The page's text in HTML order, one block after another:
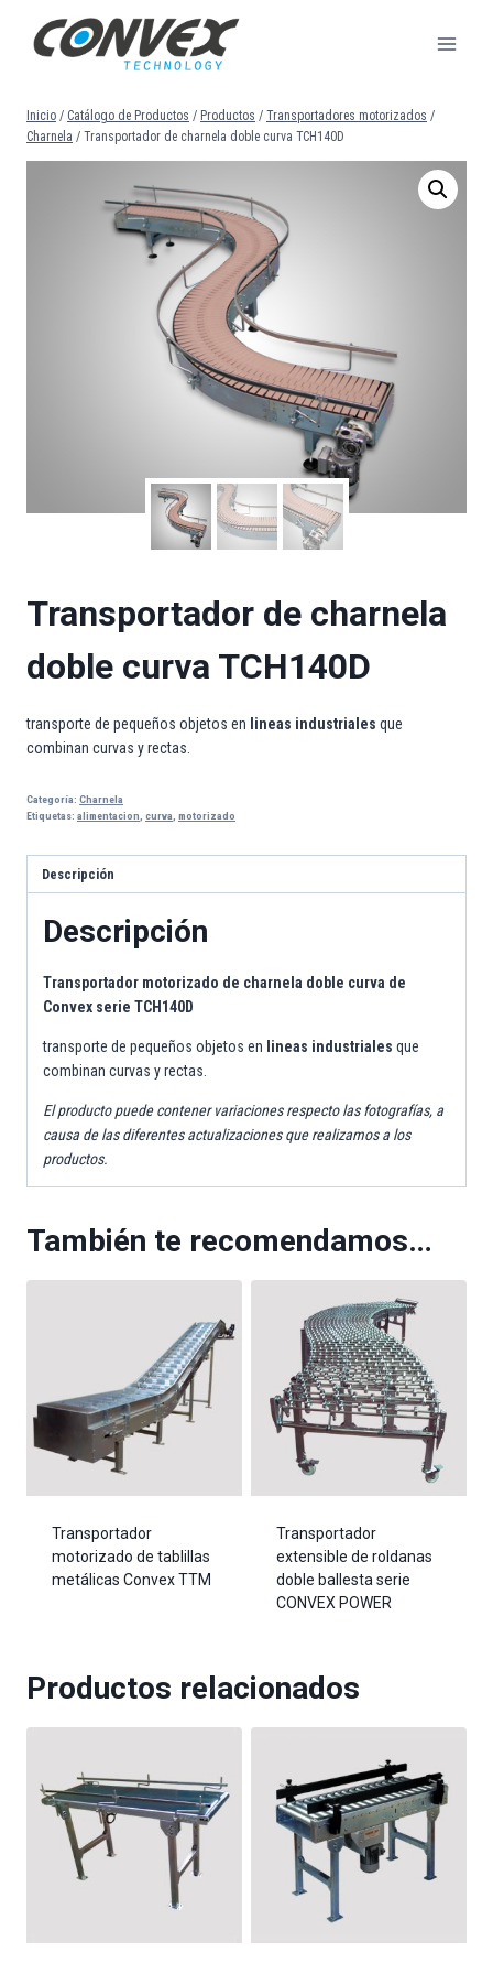
contenido
Inicio / Catálogo de Productos / Productos / Transportadores motorizados /
Charnela / Transportador de charnela doble curva TCH140D
Transportador de charnela
doble curva TCH140D
transporte de pequeños objetos en lineas industriales que
combinan curvas y rectas.
Categoría: Charnela
Etiquetas: alimentacion, curva, motorizado
Descripción
Descripción
Transportador motorizado de charnela doble curva de
Convex serie TCH140D
transporte de pequeños objetos en lineas industriales que
combinan curvas y rectas.
El producto puede contener variaciones respecto las fotografías, a
causa de las diferentes actualizaciones que realizamos a los
productos.
También te recomendamos…
Transportador
motorizado de tablillas
metálicas Convex TTM
Transportador
extensible de roldanas
doble ballesta serie
CONVEX POWER
Productos relacionados